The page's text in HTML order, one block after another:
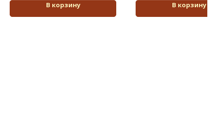
В корзину В корзину